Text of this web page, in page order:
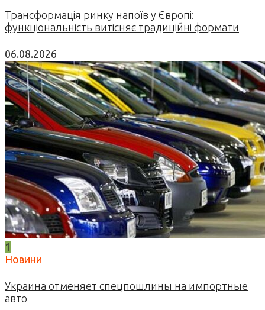
Трансформація ринку напоїв у Європі:
функціональність витісняє традиційні формати
06.08.2026
1
Новини
Украина отменяет спецпошлины на импортные
авто